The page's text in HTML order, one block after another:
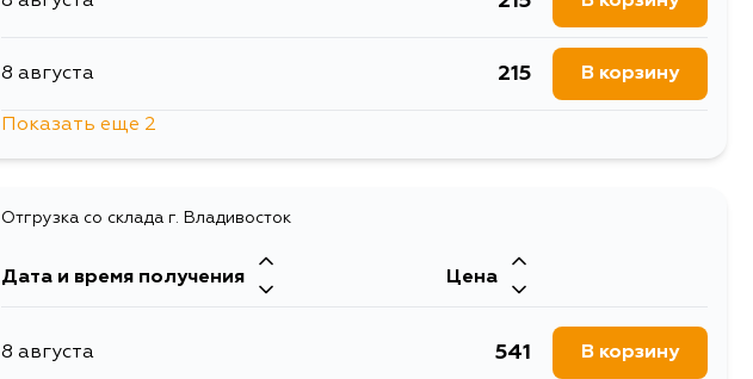
8 августа 215 В корзину
5 сентября
Показать еще 2
Отгрузка со склада г. Владивосток
Дата и время получения Цена
8 августа 541 В корзину